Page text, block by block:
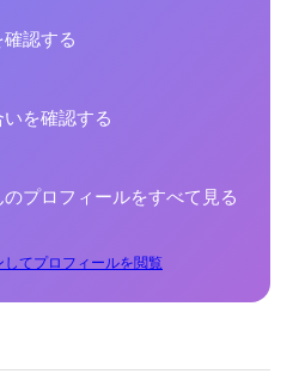
認する
を確認する
プロフィールをすべて見る
してプロフィールを閲覧